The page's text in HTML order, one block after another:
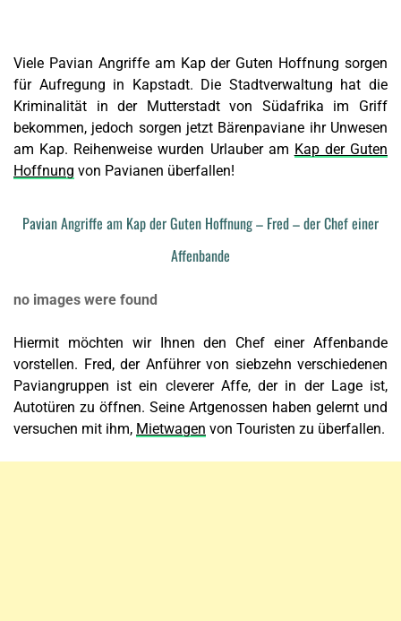
Viele Pavian Angriffe am Kap der Guten Hoffnung sorgen
für Aufregung in Kapstadt. Die Stadtverwaltung hat die
Kriminalität in der Mutterstadt von Südafrika im Griff
bekommen, jedoch sorgen jetzt Bärenpaviane ihr Unwesen
am Kap. Reihenweise wurden Urlauber am Kap der Guten
Hoffnung von Pavianen überfallen!
Pavian Angriffe am Kap der Guten Hoffnung – Fred – der Chef einer
Affenbande
no images were found
Hiermit möchten wir Ihnen den Chef einer Affenbande
vorstellen. Fred, der Anführer von siebzehn verschiedenen
Paviangruppen ist ein cleverer Affe, der in der Lage ist,
Autotüren zu öffnen. Seine Artgenossen haben gelernt und
versuchen mit ihm, Mietwagen von Touristen zu überfallen.